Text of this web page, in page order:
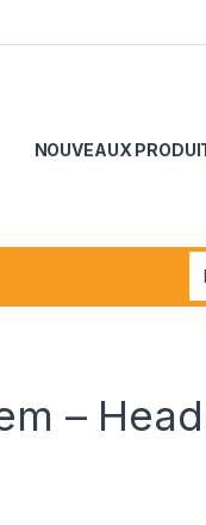
NOUVEAUX
–